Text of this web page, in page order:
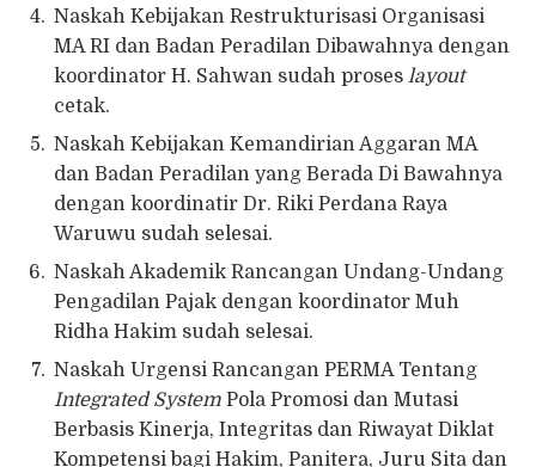
Naskah Kebijakan Restrukturisasi Organisasi
MA RI dan Badan Peradilan Dibawahnya dengan
koordinator H. Sahwan sudah proses layout
cetak.
Naskah Kebijakan Kemandirian Aggaran MA
dan Badan Peradilan yang Berada Di Bawahnya
dengan koordinatir Dr. Riki Perdana Raya
Waruwu sudah selesai.
Naskah Akademik Rancangan Undang-Undang
Pengadilan Pajak dengan koordinator Muh
Ridha Hakim sudah selesai.
Naskah Urgensi Rancangan PERMA Tentang
Integrated System Pola Promosi dan Mutasi
Berbasis Kinerja, Integritas dan Riwayat Diklat
Kompetensi bagi Hakim, Panitera, Juru Sita dan